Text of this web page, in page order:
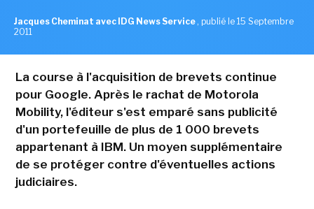
Jacques Cheminat avec IDG News Service , publié le 15 Septembre
2011
La course à l'acquisition de brevets continue
pour Google. Après le rachat de Motorola
Mobility, l'éditeur s'est emparé sans publicité
d'un portefeuille de plus de 1 000 brevets
appartenant à IBM. Un moyen supplémentaire
de se protéger contre d'éventuelles actions
judiciaires.